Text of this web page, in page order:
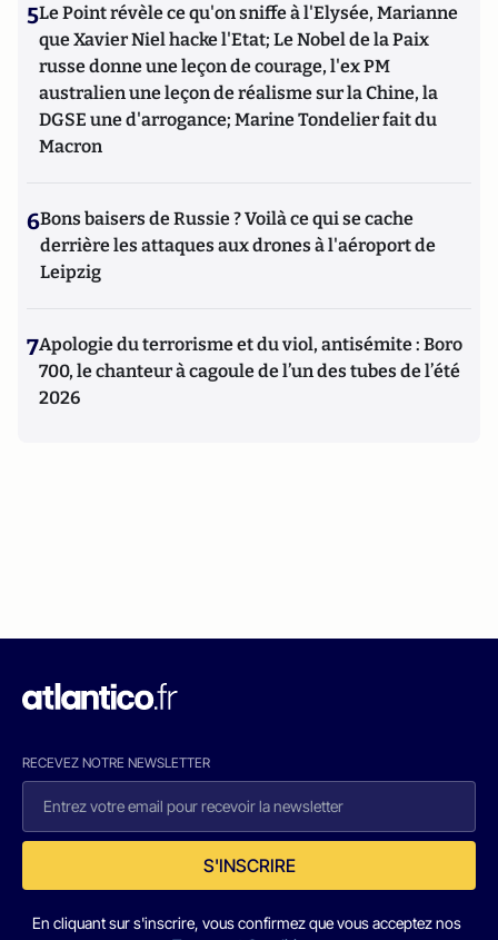
5Le Point révèle ce qu'on sniffe à l'Elysée, Marianne
que Xavier Niel hacke l'Etat; Le Nobel de la Paix
russe donne une leçon de courage, l'ex PM
australien une leçon de réalisme sur la Chine, la
DGSE une d'arrogance; Marine Tondelier fait du
Macron
6Bons baisers de Russie ? Voilà ce qui se cache
derrière les attaques aux drones à l'aéroport de
Leipzig
7Apologie du terrorisme et du viol, antisémite : Boro
700, le chanteur à cagoule de l’un des tubes de l’été
2026
RECEVEZ NOTRE NEWSLETTER
S'INSCRIRE
En cliquant sur s'inscrire, vous confirmez que vous acceptez nos